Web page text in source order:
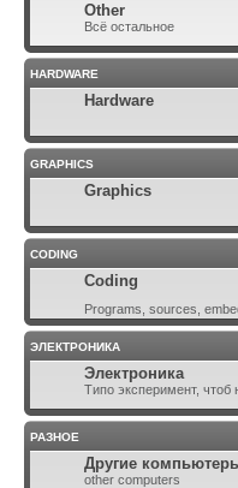
Other
Всё остальное
HARDWARE
Hardware
GRAPHICS
Graphics
CODING
Coding
Programs, sources,
ЭЛЕКТРОНИКА
Электроника
Типо эксперимент,
РАЗНОЕ
Другие
other computers